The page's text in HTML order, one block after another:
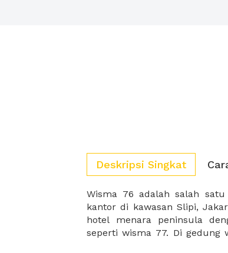
Deskripsi Singkat
Wisma 76 adalah salah
kantor di kawasan Slipi,
hotel menara peninsula
seperti wisma 77. Di gedung
sekali perusahaan dan